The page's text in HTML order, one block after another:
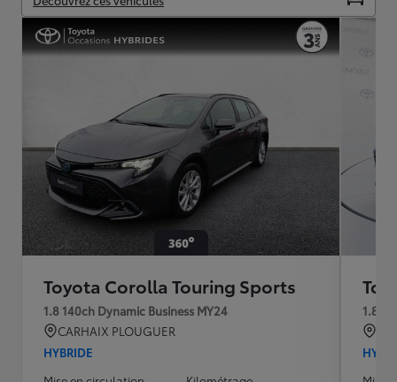
Toyota Corolla Touring Sports
1.8 140ch Dynamic Business MY24
CARHAIX PLOUGUER
HYBRIDE
1.8